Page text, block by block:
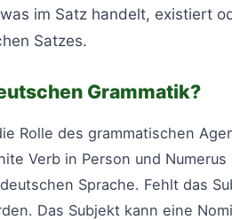
im Satz handelt, existiert
Satzes.
Grammatik?
Rolle des grammatischen
Verb in Person und
Sprache. Fehlt das
Das Subjekt kann eine